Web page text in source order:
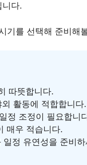
니다.
기를 선택해 준비해
따뜻합니다.
활동에 적합합니다.
정 조정이 필요합니
매우 적습니다.
정 유연성을 준비